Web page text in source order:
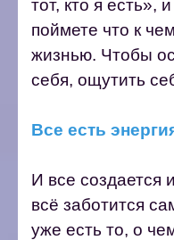
тот, кто я есть»,
поймете что к
жизнью. Чтобы
себя, ощутить
Все есть
И все создается
всё заботится
уже есть то, о